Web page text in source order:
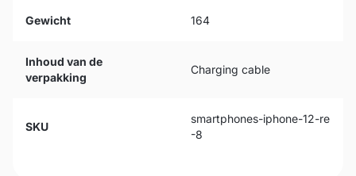
Gewicht 164
Inhoud van de
verpakking
Charging cable
SKU
smartphones-iphone-12-re
-8